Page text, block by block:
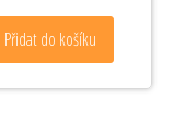
Přidat do košíku